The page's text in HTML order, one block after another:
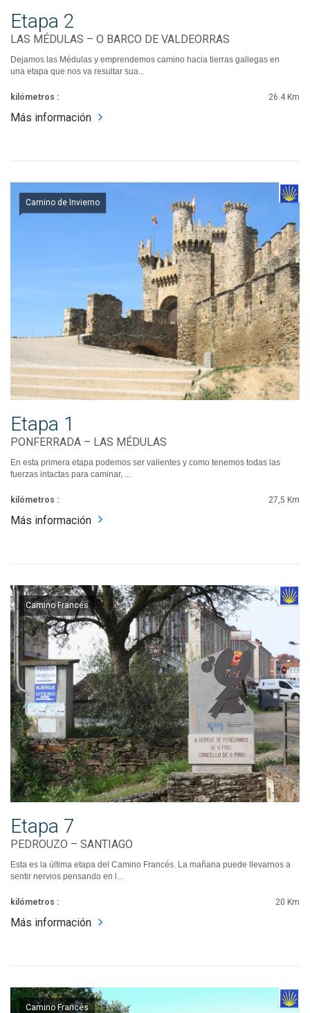
Etapa 2
LAS MÉDULAS – O BARCO DE VALDEORRAS
Dejamos las Médulas y emprendemos camino hacia tierras gallegas en
una etapa que nos va resultar sua...
kilómetros : 26.4 Km
Más información
Camino de Invierno
Etapa 1
PONFERRADA – LAS MÉDULAS
En esta primera etapa podemos ser valientes y como tenemos todas las
fuerzas intactas para caminar, ...
kilómetros : 27,5 Km
Más información
Camino Francés
Etapa 7
PEDROUZO – SANTIAGO
Esta es la última etapa del Camino Francés. La mañana puede llevarnos a
sentir nervios pensando en l...
kilómetros : 20 Km
Más información
Camino Francés